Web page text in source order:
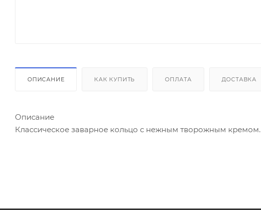
ОПИСАНИЕ КАК КУПИТЬ ОПЛАТА ДОСТАВКА
Описание
Классическое заварное кольцо с нежным творожным кремом.